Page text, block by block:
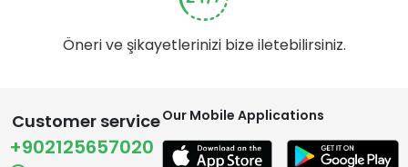
Öneri ve şikayetlerinizi bize iletebilirsiniz.
Customer service
+902125657020
Our Mobile Applications